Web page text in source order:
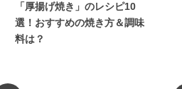
「厚揚げ焼き」のレシピ10
選！おすすめの焼き方＆調味
料は？